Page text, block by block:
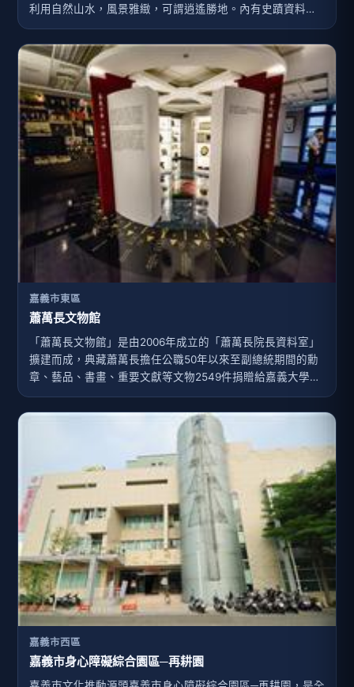
利用自然山水，風景雅緻，可謂逍遙勝地。內有史蹟資料
館、射日塔、孔廟、福康安紀念碑、震災紀念碑等史蹟，為
民眾休閒遊憩的最佳場所。嘉義百年公園擁有豐富而罕見的
文史寶藏，可以看出多族群、多朝代的文化特色，值得親近
踏遊，細細品味。此外，位在公園東北側的林業、農業兩試
驗分所，場中遍植多種熱帶植物，濃蔭逐暑，綠葉搖風，亦
值得順道一遊。．歷史小百科景點建造：創立於日治時代明
治43年(1910)四百年來，台灣歷經原住民、荷蘭、鄭氏、清
領、日本人以至國民政府等權力更迭，諸羅(嘉義之古名)位居
南北戰略要津，直接受到多元的衝擊，遺留許多史蹟史料，
譬如原住民(平埔族)祭壇遺址，荷蘭人建構的王田，乾隆皇帝
御製滿漢雙文合壁的石碑，嘉慶年間的水師大砲，全台首座
地震紀念碑，日治時代神社的附屬館所，十九世紀初...
嘉義市東區
蕭萬長文物館
「蕭萬長文物館」是由2006年成立的「蕭萬長院長資料室」
擴建而成，典藏蕭萬長擔任公職50年以來至副總統期間的勳
章、藝品、書畫、重要文獻等文物2549件捐贈給嘉義大學，
供學校進行教學研究，也兼具藝文功能。位於嘉義大學圖書
館5樓，面積116.5坪，分為入口大廳-蕭先生個人生平的日
晷，陳列副總統時期獲頒的中正勛章；藝品暨數位資源展示
室-以日晷、嘉義市空照圖及嘉義市花設計展間地板，多元呈
現蕭副總統一生的行政事蹟，並有大型觸控電腦及多媒體播
映室，互動化設計展示數位化文物館的資料；特藏室-陳列蕭
博士之新聞稿、演講稿、新聞剪輯及重要會議紀錄等，並展
示各種榮譽學位服飾及重要書畫及珍藏藝品。
嘉義市西區
嘉義市身心障礙綜合園區─再耕園